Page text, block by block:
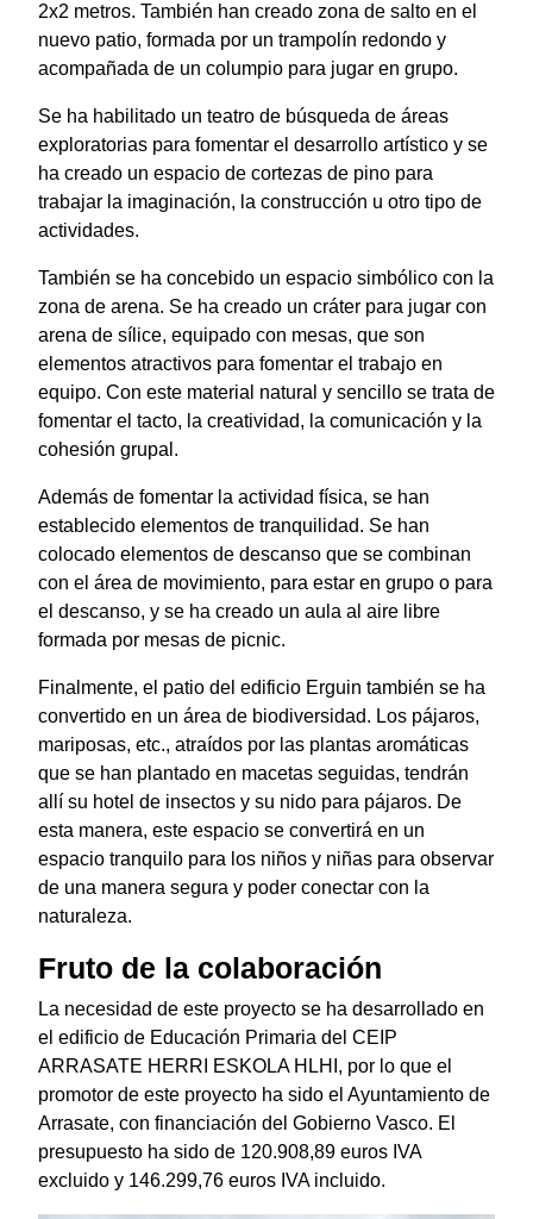
2x2 metros. También han creado zona de salto en el
nuevo patio, formada por un trampolín redondo y
acompañada de un columpio para jugar en grupo.
Se ha habilitado un teatro de búsqueda de áreas
exploratorias para fomentar el desarrollo artístico y se
ha creado un espacio de cortezas de pino para
trabajar la imaginación, la construcción u otro tipo de
actividades.
También se ha concebido un espacio simbólico con la
zona de arena. Se ha creado un cráter para jugar con
arena de sílice, equipado con mesas, que son
elementos atractivos para fomentar el trabajo en
equipo. Con este material natural y sencillo se trata de
fomentar el tacto, la creatividad, la comunicación y la
cohesión grupal.
Además de fomentar la actividad física, se han
establecido elementos de tranquilidad. Se han
colocado elementos de descanso que se combinan
con el área de movimiento, para estar en grupo o para
el descanso, y se ha creado un aula al aire libre
formada por mesas de picnic.
Finalmente, el patio del edificio Erguin también se ha
convertido en un área de biodiversidad. Los pájaros,
mariposas, etc., atraídos por las plantas aromáticas
que se han plantado en macetas seguidas, tendrán
allí su hotel de insectos y su nido para pájaros. De
esta manera, este espacio se convertirá en un
espacio tranquilo para los niños y niñas para observar
de una manera segura y poder conectar con la
naturaleza.
Fruto de la colaboración
La necesidad de este proyecto se ha desarrollado en
el edificio de Educación Primaria del CEIP
ARRASATE HERRI ESKOLA HLHI, por lo que el
promotor de este proyecto ha sido el Ayuntamiento de
Arrasate, con financiación del Gobierno Vasco. El
presupuesto ha sido de 120.908,89 euros IVA
excluido y 146.299,76 euros IVA incluido.